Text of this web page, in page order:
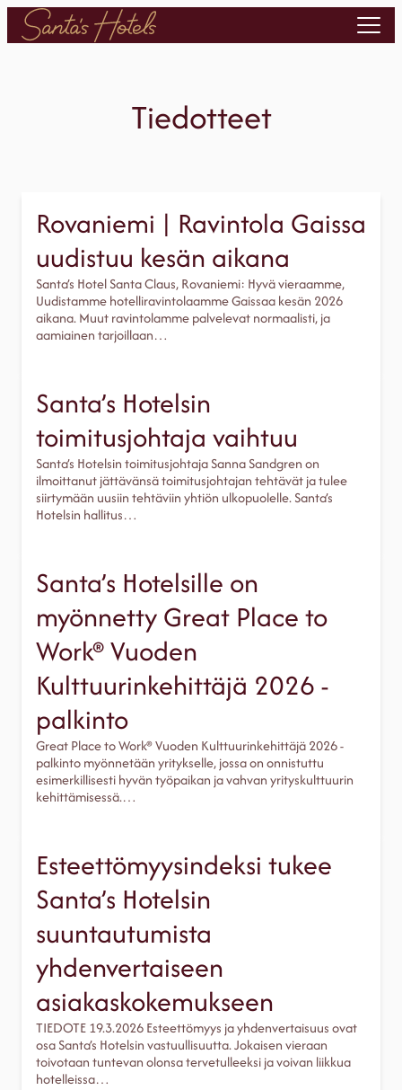
Siirry
sisältöön
Tiedotteet
Rovaniemi | Ravintola Gaissa
uudistuu kesän aikana
Santa’s Hotel Santa Claus, Rovaniemi: Hyvä vieraamme,
Uudistamme hotelliravintolaamme Gaissaa kesän 2026
aikana. Muut ravintolamme palvelevat normaalisti, ja
aamiainen tarjoillaan…
Santa’s Hotelsin
toimitusjohtaja vaihtuu
Santa’s Hotelsin toimitusjohtaja Sanna Sandgren on
ilmoittanut jättävänsä toimitusjohtajan tehtävät ja tulee
siirtymään uusiin tehtäviin yhtiön ulkopuolelle. Santa’s
Hotelsin hallitus…
Santa’s Hotelsille on
myönnetty Great Place to
Work® Vuoden
Kulttuurinkehittäjä 2026 -
palkinto
Great Place to Work® Vuoden Kulttuurinkehittäjä 2026 -
palkinto myönnetään yritykselle, jossa on onnistuttu
esimerkillisesti hyvän työpaikan ja vahvan yrityskulttuurin
kehittämisessä.…
Esteettömyysindeksi tukee
Santa’s Hotelsin
suuntautumista
yhdenvertaiseen
asiakaskokemukseen
TIEDOTE 19.3.2026 Esteettömyys ja yhdenvertaisuus ovat
osa Santa’s Hotelsin vastuullisuutta. Jokaisen vieraan
toivotaan tuntevan olonsa tervetulleeksi ja voivan liikkua
hotelleissa…